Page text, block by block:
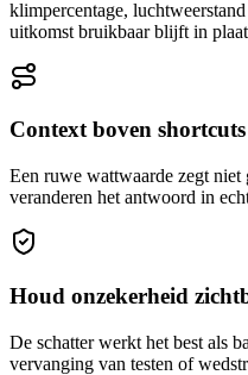
klimpercentage,
uitkomst bruikbaar blijft in
Context boven shortcuts
Een ruwe wattwaarde zegt
veranderen het antwoord in
Houd onzekerheid
De schatter werkt het best als
vervanging van testen of